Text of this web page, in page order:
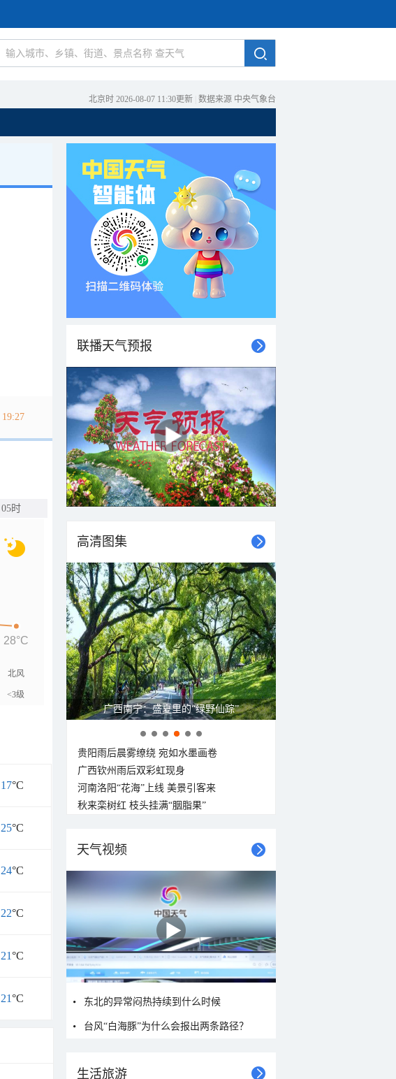
北京时 2026-08-07 11:30更新 数据来源 中央气象台
19:27
05时
北风
<3级
28°C
17°C
25°C
24°C
22°C
21°C
21°C
联播天气预报
高清图集
广西南宁：盛夏里的“绿野仙踪”
贵阳雨后晨雾缭绕 宛如水墨画卷
广西钦州雨后双彩虹现身
河南洛阳“花海”上线 美景引客来
秋来栾树红 枝头挂满“胭脂果”
天气视频
东北的异常闷热持续到什么时候
台风“白海豚”为什么会报出两条路径？
生活旅游